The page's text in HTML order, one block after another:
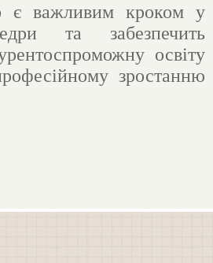
є важливим кроком у
та забезпечить
освіту
зростанню